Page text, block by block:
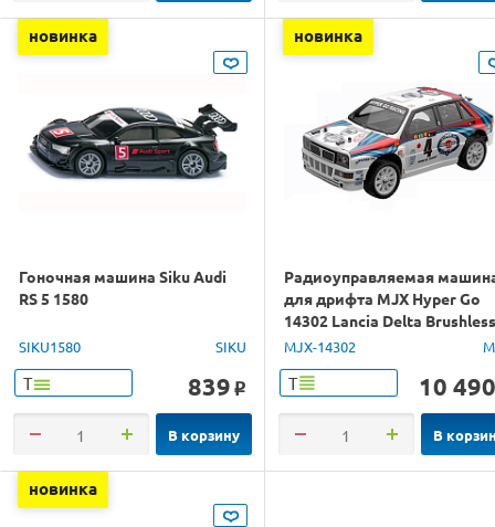
новинка
Гоночная машина Siku Audi
RS 5 1580
SIKU1580 SIKU
Т 839 o
В корзину
новинка
Радиоуправляемая
для дрифта MJX Hyper Go
14302 Lancia Delta Brushless
4WD 2.4G LED 1/14 RTR
MJX-14302
Т 10 490
В
новинка